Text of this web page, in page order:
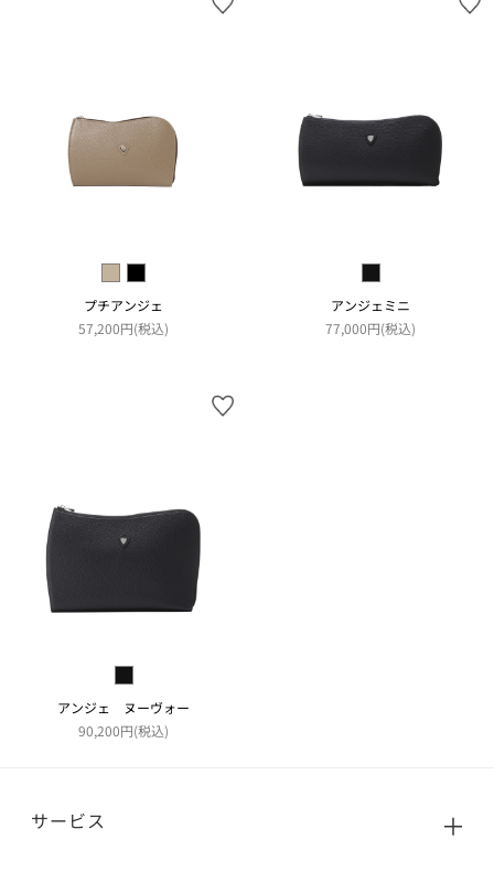
プチアンジェ
57,200円(税込)
アンジェミニ
77,000円(税込)
アンジェ ヌーヴォー
90,200円(税込)
サービス